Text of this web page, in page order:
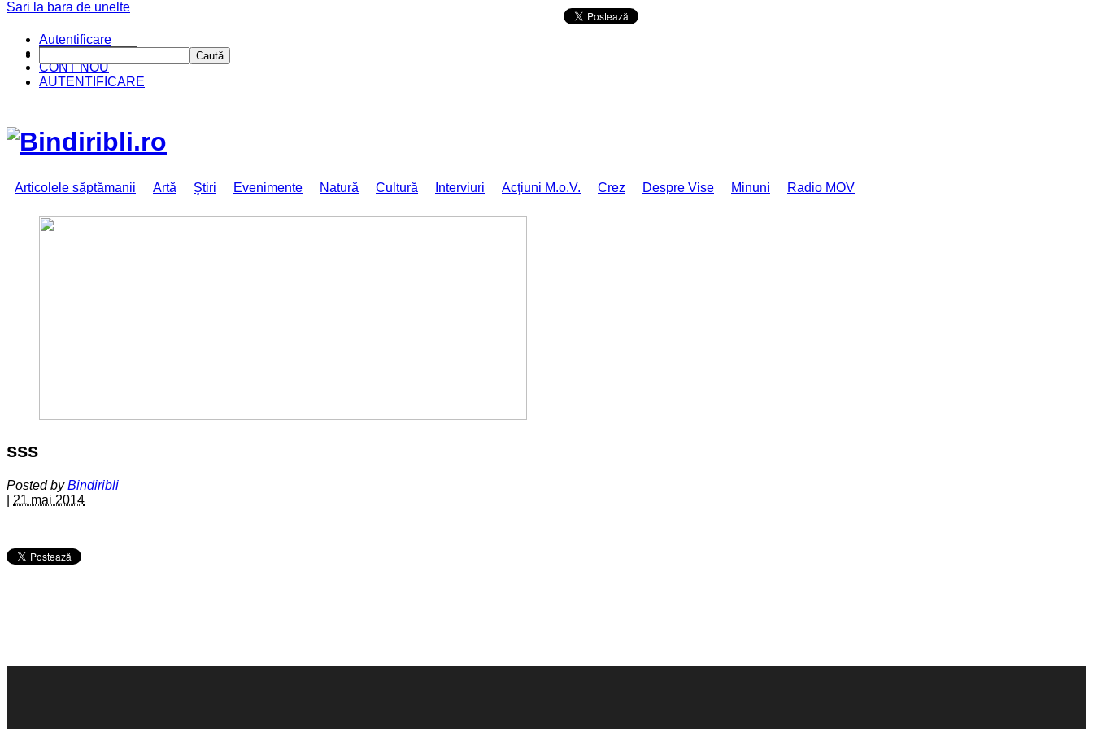
CINE SUNTEM?
CONT NOU
AUTENTIFICARE
Articolele săptămanii Artă Ştiri Evenimente Natură Cultură Interviuri Acţiuni M.o.V. Crez Despre Vise Minuni Radio MOV
sss
Posted byBindiribli
21 mai 2014
Sari la bara de unelte
Autentificare
Caută